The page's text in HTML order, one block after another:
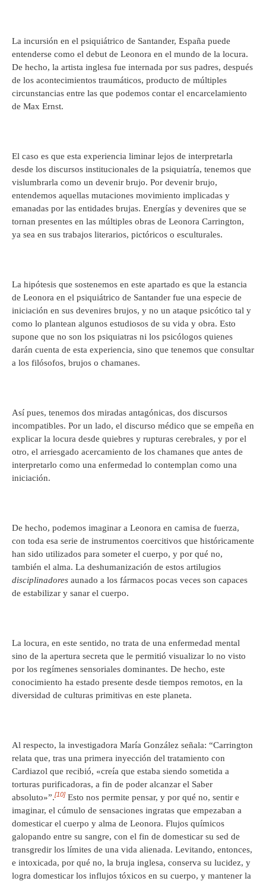
La incursión en el psiquiátrico de Santander, España puede
entenderse como el debut de Leonora en el mundo de la locura.
De hecho, la artista inglesa fue internada por sus padres, después
de los acontecimientos traumáticos, producto de múltiples
circunstancias entre las que podemos contar el encarcelamiento
de Max Ernst.
El caso es que esta experiencia liminar lejos de interpretarla
desde los discursos institucionales de la psiquiatría, tenemos que
vislumbrarla como un devenir brujo. Por devenir brujo,
entendemos aquellas mutaciones movimiento implicadas y
emanadas por las entidades brujas. Energías y devenires que se
tornan presentes en las múltiples obras de Leonora Carrington,
ya sea en sus trabajos literarios, pictóricos o esculturales.
La hipótesis que sostenemos en este apartado es que la estancia
de Leonora en el psiquiátrico de Santander fue una especie de
iniciación en sus devenires brujos, y no un ataque psicótico tal y
como lo plantean algunos estudiosos de su vida y obra. Esto
supone que no son los psiquiatras ni los psicólogos quienes
darán cuenta de esta experiencia, sino que tenemos que consultar
a los filósofos, brujos o chamanes.
Así pues, tenemos dos miradas antagónicas, dos discursos
incompatibles. Por un lado, el discurso médico que se empeña en
explicar la locura desde quiebres y rupturas cerebrales, y por el
otro, el arriesgado acercamiento de los chamanes que antes de
interpretarlo como una enfermedad lo contemplan como una
iniciación.
De hecho, podemos imaginar a Leonora en camisa de fuerza,
con toda esa serie de instrumentos coercitivos que históricamente
han sido utilizados para someter el cuerpo, y por qué no,
también el alma. La deshumanización de estos artilugios
disciplinadores aunado a los fármacos pocas veces son capaces
de estabilizar y sanar el cuerpo.
La locura, en este sentido, no trata de una enfermedad mental
sino de la apertura secreta que le permitió visualizar lo no visto
por los regímenes sensoriales dominantes. De hecho, este
conocimiento ha estado presente desde tiempos remotos, en la
diversidad de culturas primitivas en este planeta.
Al respecto, la investigadora María González señala: “Carrington
relata que, tras una primera inyección del tratamiento con
Cardiazol que recibió, «creía que estaba siendo sometida a
torturas purificadoras, a fin de poder alcanzar el Saber
absoluto»”.[10] Esto nos permite pensar, y por qué no, sentir e
imaginar, el cúmulo de sensaciones ingratas que empezaban a
domesticar el cuerpo y alma de Leonora. Flujos químicos
galopando entre su sangre, con el fin de domesticar su sed de
transgredir los límites de una vida alienada. Levitando, entonces,
e intoxicada, por qué no, la bruja inglesa, conserva su lucidez, y
logra domesticar los influjos tóxicos en su cuerpo, y mantener la